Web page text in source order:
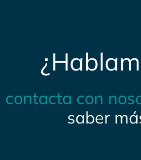
contacta con
saber